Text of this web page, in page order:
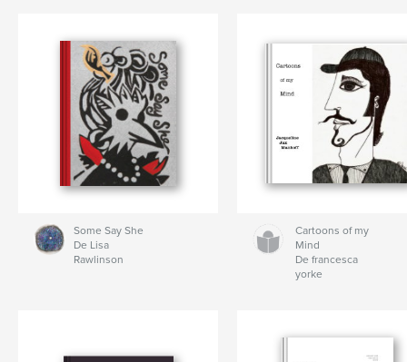
Some Say She
De Lisa
Rawlinson
Cartoons of my
Mind
De francesca
yorke